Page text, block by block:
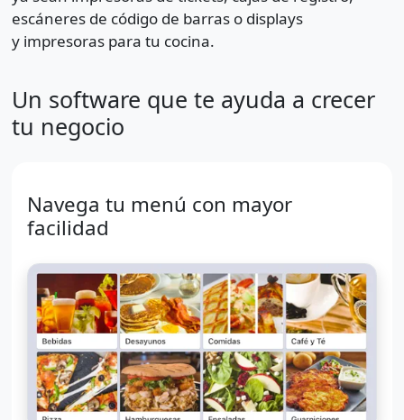
escáneres de código de barras o displays
y impresoras para tu cocina.
Un software que te ayuda a crecer
tu negocio
Navega tu menú con mayor
facilidad